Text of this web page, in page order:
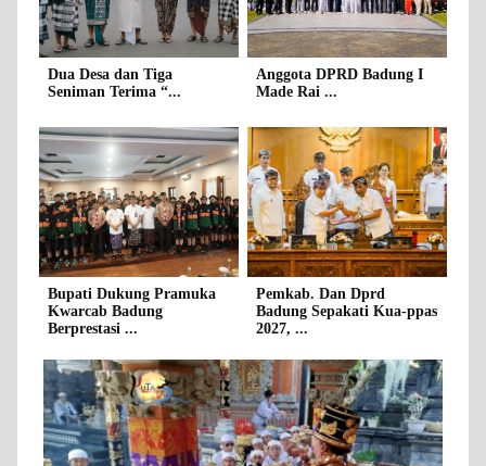
Dua Desa dan Tiga
Seniman Terima “...
Anggota DPRD Badung I
Made Rai ...
Bupati Dukung Pramuka
Kwarcab Badung
Berprestasi ...
Pemkab. Dan Dprd
Badung Sepakati Kua-ppas
2027, ...